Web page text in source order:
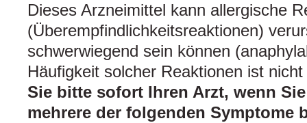
Dieses Arzneimittel kann allergische
(Überempfindlichkeitsreaktionen)
schwerwiegend sein können
Häufigkeit solcher Reaktionen ist
Sie bitte sofort Ihren Arzt, wenn
mehrere der folgenden Symptome